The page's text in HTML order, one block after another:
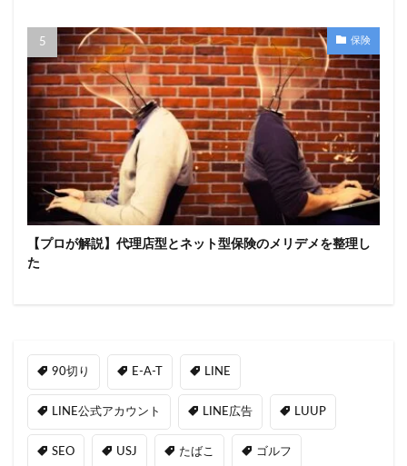
保険
【プロが解説】代理店型とネット型保険のメリデメを整理し
た
90切り E-A-T LINE
LINE公式アカウント LINE広告 LUUP
SEO USJ たばこ ゴルフ